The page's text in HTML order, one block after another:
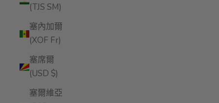
(TJS ЅМ)
塞內加爾
(XOF Fr)
塞席爾
(USD $)
塞爾維亞